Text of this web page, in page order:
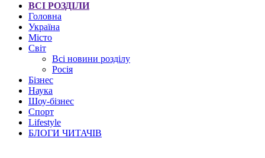
ВСІ РОЗДІЛИ
Головна
Україна
Місто
Світ
Всі новини розділу
Росія
Бізнес
Наука
Шоу-бізнес
Спорт
Lifestyle
БЛОГИ ЧИТАЧІВ